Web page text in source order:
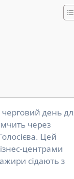
через
Цей
центрами
сідають з